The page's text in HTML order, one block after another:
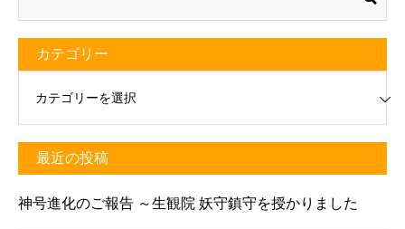
カテゴリー
最近の投稿
神号進化のご報告 ～生観院 妖守鎮守を授かりました